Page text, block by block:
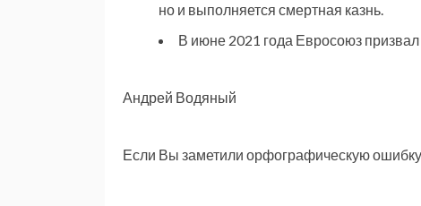
но и выполняется смертная казнь.
В июне 2021 года Евросоюз
Андрей Водяный
Если Вы заметили орфографическую